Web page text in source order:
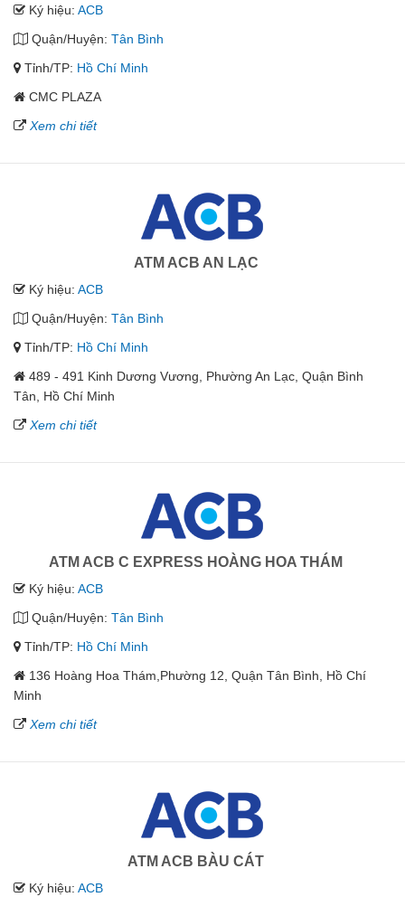
Ký hiệu: ACB
Quận/Huyện: Tân Bình
Tỉnh/TP: Hồ Chí Minh
CMC PLAZA
Xem chi tiết
ATM ACB AN LẠC
Ký hiệu: ACB
Quận/Huyện: Tân Bình
Tỉnh/TP: Hồ Chí Minh
489 - 491 Kinh Dương Vương, Phường An Lạc, Quận Bình
Tân, Hồ Chí Minh
Xem chi tiết
ATM ACB C EXPRESS HOÀNG HOA THÁM
Ký hiệu: ACB
Quận/Huyện: Tân Bình
Tỉnh/TP: Hồ Chí Minh
136 Hoàng Hoa Thám,Phường 12, Quận Tân Bình, Hồ Chí
Minh
Xem chi tiết
ATM ACB BÀU CÁT
Ký hiệu: ACB